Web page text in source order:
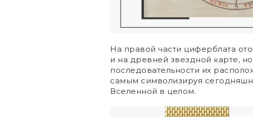
На правой части циферблата
и на древней звездной карте,
последовательности их
самым символизируя
Вселенной в целом.